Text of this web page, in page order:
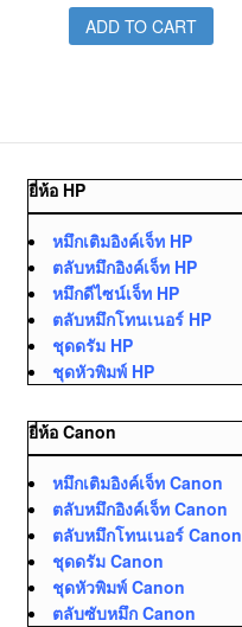
ADD TO CART
ยี่ห้อ HP
หมึกเติมอิงค์เจ็ท HP
ตลับหมึกอิงค์เจ็ท HP
หมึกดีไซน์เจ็ท HP
ตลับหมึกโทนเนอร์ HP
ชุดดรัม HP
ชุดหัวพิมพ์ HP
ยี่ห้อ Canon
หมึกเติมอิงค์เจ็ท Canon
ตลับหมึกอิงค์เจ็ท Canon
ตลับหมึกโทนเนอร์ Canon
ชุดดรัม Canon
ชุดหัวพิมพ์ Canon
ตลับซับหมึก Canon